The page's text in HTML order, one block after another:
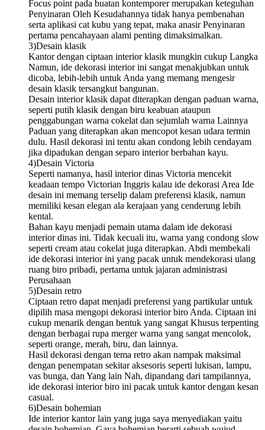
Focus point pada buatan kontemporer merupakan keteguhan
Penyinaran Oleh Kesudahannya tidak hanya pembenahan
serta aplikasi cat kubu yang tepat, maka anasir Penyinaran
pertama pencahayaan alami penting dimaksimalkan.
3)Desain klasik
Kantor dengan ciptaan interior klasik mungkin cukup Langka
Namun, ide dekorasi interior ini sangat menakjubkan untuk
dicoba, lebih-lebih untuk Anda yang memang mengesir
desain klasik tersangkut bangunan.
Desain interior klasik dapat diterapkan dengan paduan warna,
seperti putih klasik dengan biru keabuan ataupun
penggabungan warna cokelat dan sejumlah warna Lainnya
Paduan yang diterapkan akan mencopot kesan udara termin
dulu. Hasil dekorasi ini tentu akan condong lebih cendayam
jika dipadukan dengan separo interior berbahan kayu.
4)Desain Victoria
Seperti namanya, hasil interior dinas Victoria mencekit
keadaan tempo Victorian Inggris kalau ide dekorasi Area Ide
desain ini memang terselip dalam preferensi klasik, namun
memiliki kesan elegan ala kerajaan yang cenderung lebih
kental.
Bahan kayu menjadi pemain utama dalam ide dekorasi
interior dinas ini. Tidak kecuali itu, warna yang condong slow
seperti cream atau cokelat juga diterapkan. Abdi membekali
ide dekorasi interior ini yang pacak untuk mendekorasi ulang
ruang biro pribadi, pertama untuk jajaran administrasi
Perusahaan
5)Desain retro
Ciptaan retro dapat menjadi preferensi yang partikular untuk
dipilih masa mengopi dekorasi interior biro Anda. Ciptaan ini
cukup menarik dengan bentuk yang sangat Khusus terpenting
dengan berbagai rupa merger warna yang sangat mencolok,
seperti orange, merah, biru, dan lainnya.
Hasil dekorasi dengan tema retro akan nampak maksimal
dengan penempatan sekitar aksesoris seperti lukisan, lampu,
vas bunga, dan Yang lain Nah, dipandang dari tampilannya,
ide dekorasi interior biro ini pacak untuk kantor dengan kesan
casual.
6)Desain bohemian
Ide interior kantor lain yang juga saya menyediakan yaitu